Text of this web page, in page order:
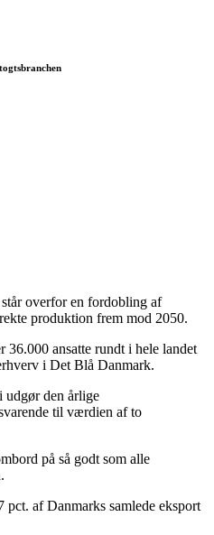
overfor en fordobling af
produktion frem mod 2050.
ansatte rundt i hele landet
i Det Blå Danmark.
den årlige
til værdien af to
på så godt som alle
af Danmarks samlede eksport